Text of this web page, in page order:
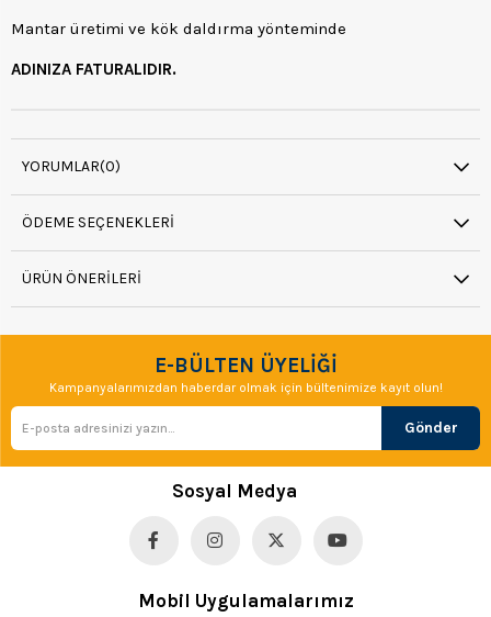
Mantar üretimi ve kök daldırma yönteminde
ADINIZA FATURALIDIR.
YORUMLAR(0)
ÖDEME SEÇENEKLERI
ÜRÜN ÖNERILERI
E-BÜLTEN ÜYELİĞİ
Kampanyalarımızdan haberdar olmak için bültenimize kayıt olun!
Gönder
Sosyal Medya
Mobil Uygulamalarımız